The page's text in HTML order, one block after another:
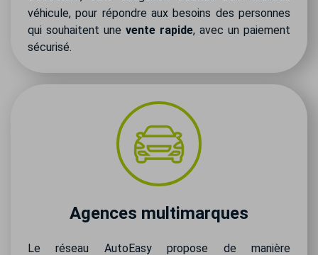
véhicule, pour répondre aux besoins des personnes
qui souhaitent une vente rapide, avec un paiement
sécurisé.
Agences multimarques
Le réseau AutoEasy propose de manière